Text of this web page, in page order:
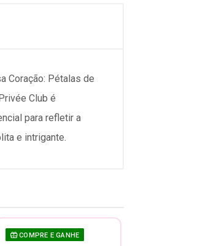
Coração: Pétalas de
Club é
para refletir a
e intrigante.
COMPRE E GANHE